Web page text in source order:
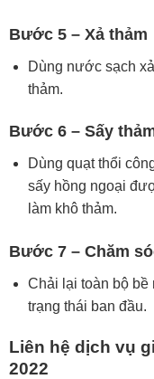
Bước 5 – Xả thảm
Dùng nước sạch
thảm.
Bước 6 – Sấy
Dùng quạt thổi
sấy hồng ngoại
làm khô thảm.
Bước 7 – Chăm
Chải lại toàn bộ bề
trạng thái ban đầu.
Liên hệ dịch vụ
2022